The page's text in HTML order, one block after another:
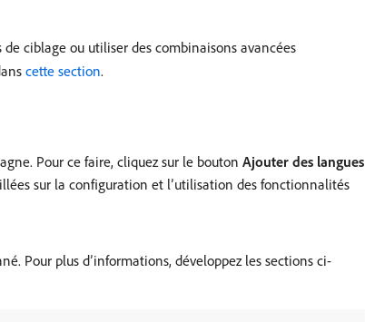
ciblage ou utiliser des combinaisons avancées
cette section.
Pour ce faire, cliquez sur le bouton Ajouter des langues
sur la configuration et l’utilisation des fonctionnalités
Pour plus d’informations, développez les sections ci-